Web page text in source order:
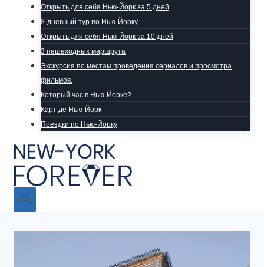
Открыть для себя Нью-Йорк за 5 дней
8-дневный тур по Нью-Йорку
Открыть для себя Нью-Йорк за 10 дней
3 пешеходных маршрута
Экскурсия по местам проведения сериалов и просмотра
фильмов.
Который час в Нью-Йорке?
Карт де Нью-Йорк
Поездки по Нью-Йорку